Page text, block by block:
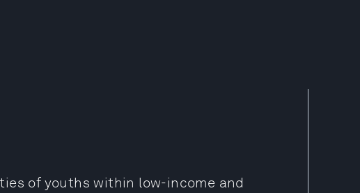
of youths within low-income and